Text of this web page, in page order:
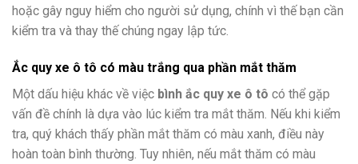
hoặc gây nguy hiểm cho người sử dụng, chính vì thế bạn cần
kiểm tra và thay thế chúng ngay lập tức.
Ắc quy xe ô tô có màu trắng qua phần mắt thăm
Một dấu hiệu khác về việc bình ắc quy xe ô tô có thể gặp
vấn đề chính là dựa vào lúc kiểm tra mắt thăm. Nếu khi kiểm
tra, quý khách thấy phần mắt thăm có màu xanh, điều này
hoàn toàn bình thường. Tuy nhiên, nếu mắt thăm có màu